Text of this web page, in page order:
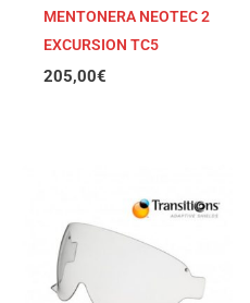
MENTONERA NEOTEC 2
EXCURSION TC5
205,00€